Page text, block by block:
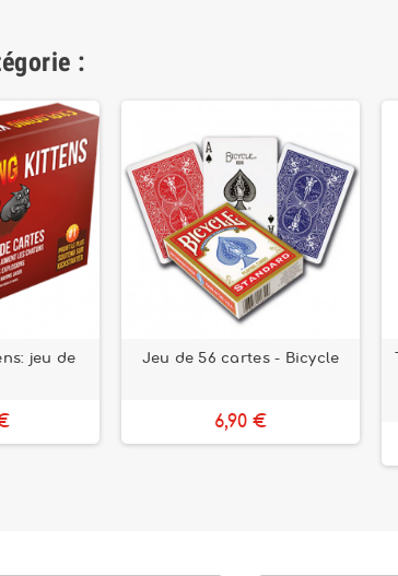
:
jeu de
Jeu de 56 cartes - Bicycle
6,90 €